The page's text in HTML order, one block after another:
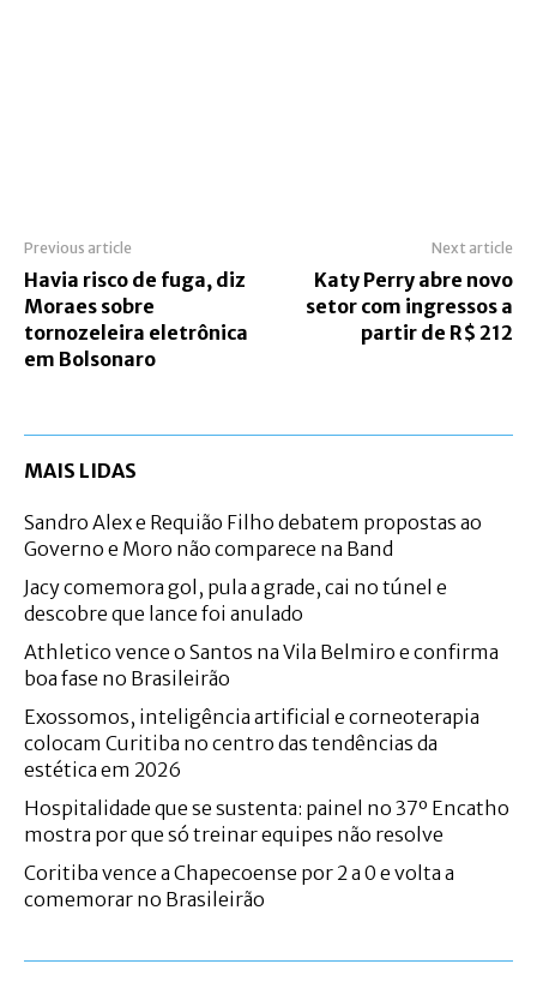
Previous article
Havia risco de fuga, diz
Moraes sobre
tornozeleira eletrônica
em Bolsonaro
Next article
Katy Perry abre novo
setor com ingressos a
partir de R$ 212
MAIS LIDAS
Sandro Alex e Requião Filho debatem propostas ao
Governo e Moro não comparece na Band
Jacy comemora gol, pula a grade, cai no túnel e
descobre que lance foi anulado
Athletico vence o Santos na Vila Belmiro e confirma
boa fase no Brasileirão
Exossomos, inteligência artificial e corneoterapia
colocam Curitiba no centro das tendências da
estética em 2026
Hospitalidade que se sustenta: painel no 37º Encatho
mostra por que só treinar equipes não resolve
Coritiba vence a Chapecoense por 2 a 0 e volta a
comemorar no Brasileirão